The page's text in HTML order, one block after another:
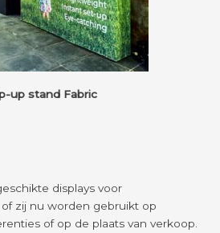
up stand Fabric
displays voor
zij nu worden gebruikt op
of op de plaats van verkoop.